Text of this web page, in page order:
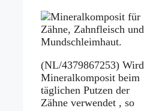
(NL/4379867253) Wird
Mineralkomposit beim
täglichen Putzen der
Zähne verwendet , so